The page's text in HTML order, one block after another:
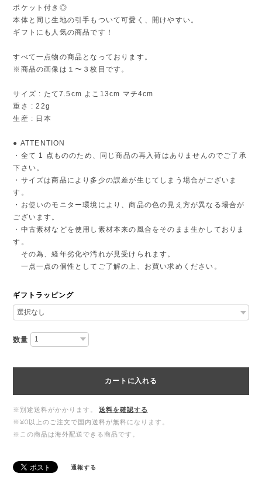
ポケット付き◎
本体と同じ生地の引手もついて可愛く、開けやすい。
ギフトにも人気の商品です！
すべて一点物の商品となっております。
※商品の画像は１〜３枚目です。
サイズ : たて7.5cm よこ13cm マチ4cm
重さ : 22g
生産 : 日本
● ATTENTION
・全て 1 点もののため、同じ商品の再入荷はありませんのでご了承
下さい。
・サイズは商品により多少の誤差が生じてしまう場合がございま
す。
・お使いのモニター環境により、商品の色の見え方が異なる場合が
ございます。
・中古素材などを使用し素材本来の風合をそのまま生かしておりま
す。
その為、経年劣化や汚れが見受けられます。
一点一点の個性としてご了解の上、お買い求めください。
ギフトラッピング
数量
カートに入れる
※別途送料がかかります。
送料を確認する
※¥0以上のご注文で国内送料が無料になります。
※この商品は海外配送できる商品です。
通報する